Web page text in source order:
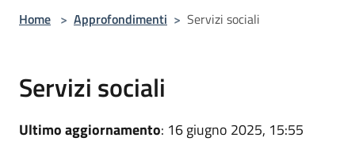
Home > Approfondimenti > Servizi sociali
Servizi sociali
Ultimo aggiornamento: 16 giugno 2025, 15:55